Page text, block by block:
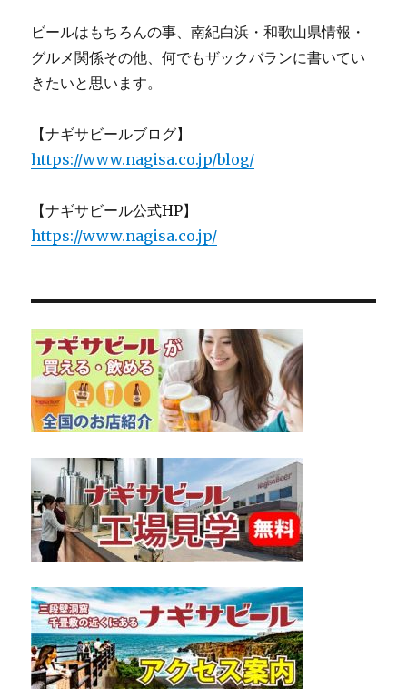
ビールはもちろんの事、南紀白浜・和歌山県情報・
グルメ関係その他、何でもザックバランに書いてい
きたいと思います。
【ナギサビールブログ】
https://www.nagisa.co.jp/blog/
【ナギサビール公式HP】
https://www.nagisa.co.jp/